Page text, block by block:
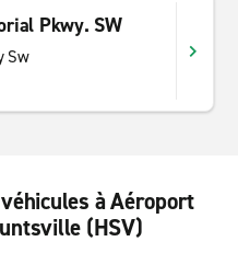
Pkwy. SW
Sw
à Aéroport
(HSV)